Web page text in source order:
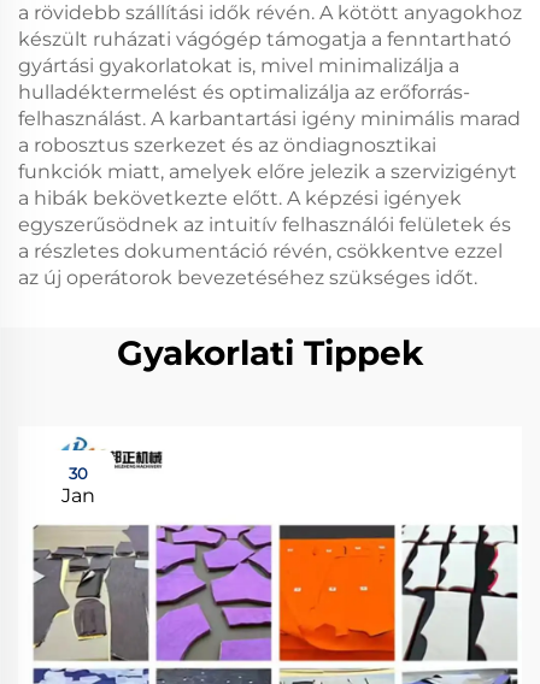
a rövidebb szállítási idők révén. A kötött anyagokhoz
készült ruházati vágógép támogatja a fenntartható
gyártási gyakorlatokat is, mivel minimalizálja a
hulladéktermelést és optimalizálja az erőforrás-
felhasználást. A karbantartási igény minimális marad
a robosztus szerkezet és az öndiagnosztikai
funkciók miatt, amelyek előre jelezik a szervizigényt
a hibák bekövetkezte előtt. A képzési igények
egyszerűsödnek az intuitív felhasználói felületek és
a részletes dokumentáció révén, csökkentve ezzel
az új operátorok bevezetéséhez szükséges időt.
Gyakorlati Tippek
30
Jan